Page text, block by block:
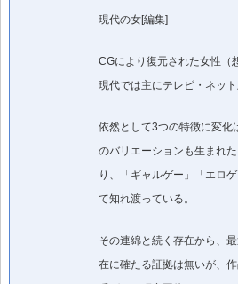
現代の女[編集]
CGにより復元された女性（
現代では主にテレビ・ネッ
依然として3つの特徴に変化
のバリエーションも生まれ
り、「ギャルゲー」「エロ
て知れ渡っている。
その連綿と続く存在から、
在に確たる証拠は無いが、